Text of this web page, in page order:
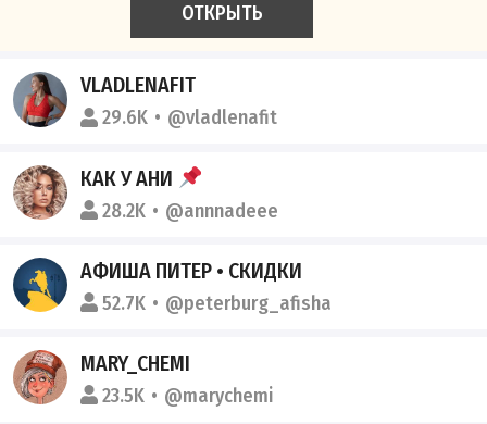
ОТКРЫТЬ
VLADLENAFIT
29.6K @vladlenafit
КАК У АНИ
28.2K @annnadeee
АФИША ПИТЕР • СКИДКИ
52.7K @peterburg_afisha
MARY_CHEMI
23.5K @marychemi